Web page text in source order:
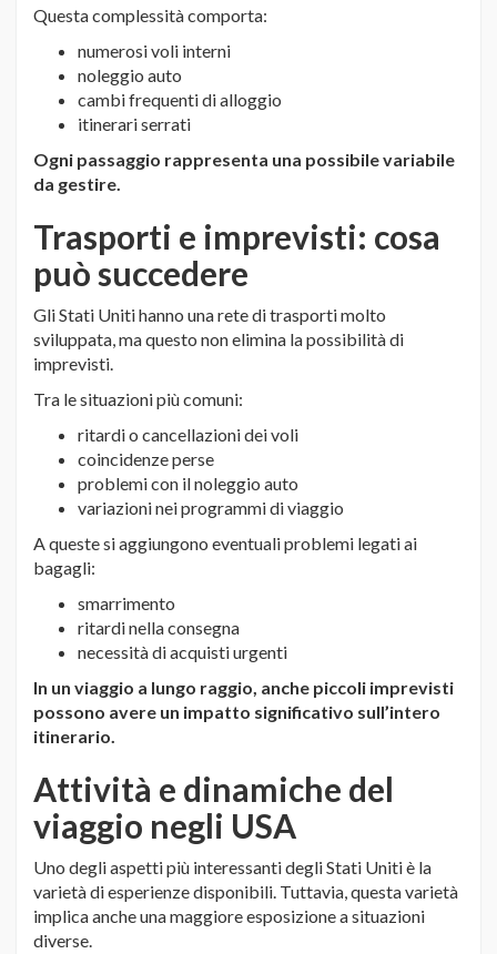
Questa complessità comporta:
numerosi voli interni
noleggio auto
cambi frequenti di alloggio
itinerari serrati
Ogni passaggio rappresenta una possibile variabile
da gestire.
Trasporti e imprevisti: cosa
può succedere
Gli Stati Uniti hanno una rete di trasporti molto
sviluppata, ma questo non elimina la possibilità di
imprevisti.
Tra le situazioni più comuni:
ritardi o cancellazioni dei voli
coincidenze perse
problemi con il noleggio auto
variazioni nei programmi di viaggio
A queste si aggiungono eventuali problemi legati ai
bagagli:
smarrimento
ritardi nella consegna
necessità di acquisti urgenti
In un viaggio a lungo raggio, anche piccoli imprevisti
possono avere un impatto significativo sull’intero
itinerario.
Attività e dinamiche del
viaggio negli USA
Uno degli aspetti più interessanti degli Stati Uniti è la
varietà di esperienze disponibili. Tuttavia, questa varietà
implica anche una maggiore esposizione a situazioni
diverse.